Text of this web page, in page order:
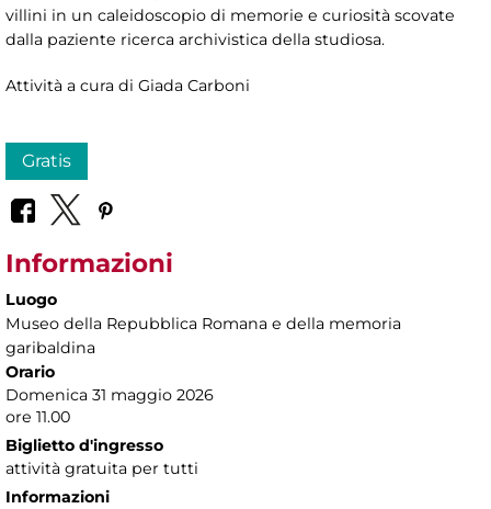
villini in un caleidoscopio di memorie e curiosità scovate
dalla paziente ricerca archivistica della studiosa.
Attività a cura di Giada Carboni
Gratis
Informazioni
Luogo
Museo della Repubblica Romana e della memoria
garibaldina
Orario
Domenica 31 maggio 2026
ore 11.00
Biglietto d'ingresso
attività gratuita per tutti
Informazioni